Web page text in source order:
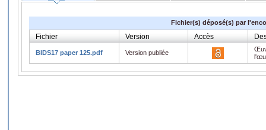
Fichier(s) déposé(s) par
Fichier Version Accès
BIDS17 paper 125.pdf Version publiée